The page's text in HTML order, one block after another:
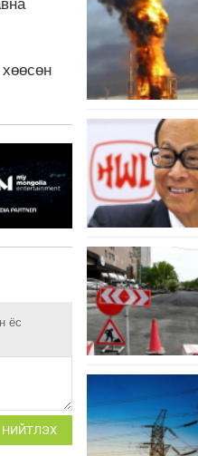
ёс
НИЙТЛЭХ